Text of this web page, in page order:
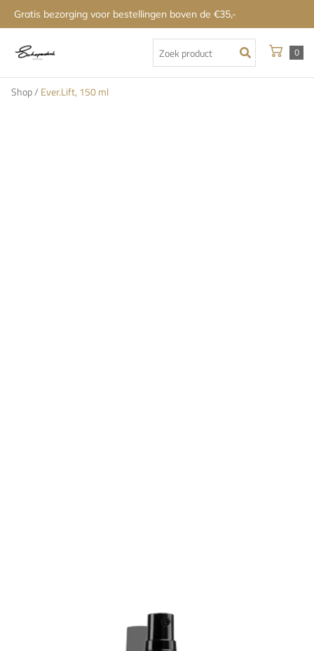
Gratis bezorging voor bestellingen boven de €35,-
0
Shop/ Ever.Lift, 150 ml